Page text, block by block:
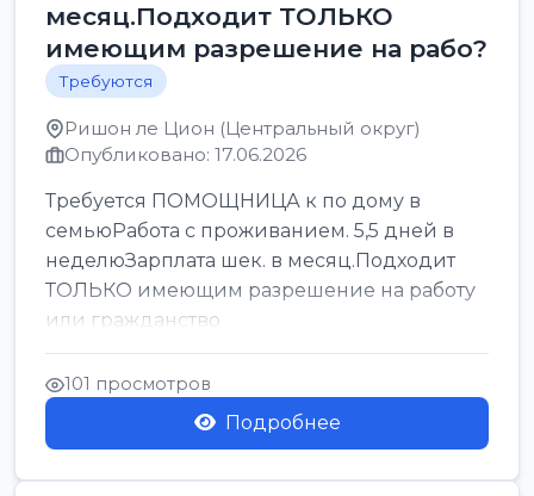
месяц.Подходит ТОЛЬКО
имеющим разрешение на рабо?
Требуются
Ришон ле Цион (Центральный округ)
Опубликовано: 17.06.2026
Требуется ПОМОЩНИЦА к по дому в
семьюРабота с проживанием. 5,5 дней в
неделюЗарплата шек. в месяц.Подходит
ТОЛЬКО имеющим разрешение на работу
или гражданство
101 просмотров
Подробнее